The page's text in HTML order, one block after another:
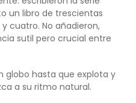
un libro de trescientas
cuatro. No añadieron,
sutil pero crucial entre
globo hasta que explota y
a su ritmo natural.